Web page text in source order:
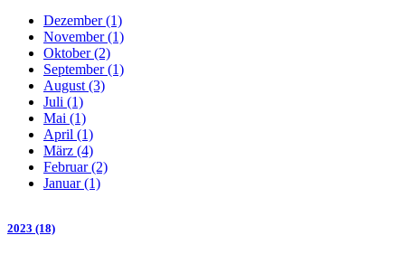
Dezember (1)
November (1)
Oktober (2)
September (1)
August (3)
Juli (1)
Mai (1)
April (1)
März (4)
Februar (2)
Januar (1)
2023 (18)